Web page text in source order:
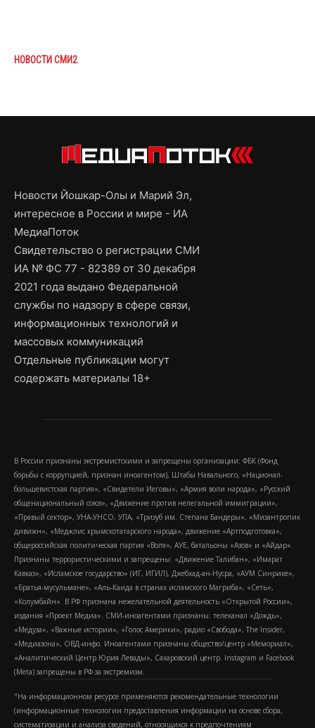
НОВОСТИ СМИ2
Новости Йошкар-Олы и Марий Эл,
интересное в России и мире - ИА
МедиаПоток
Свидетельство о регистрации СМИ
ИА № ФС 77 - 82389 от 30 декабря
2021 года выдано Федеральной
службы по надзору в сфере связи,
информационных технологий и
массовых коммуникаций
Отдельные публикации могут
содержать материалы 18+
В России признаны экстремистскими и запрещены организации: ФБК (Фонд
борьбы с коррупцией, признан иноагентом), Штабы Навального, «Национал-
большевистская партия», «Свидетели Иеговы», «Армия воли народа», «Русский
общенациональный союз», «Движение против нелегальной иммиграции»,
«Правый сектор», УНА-УНСО, УПА, «Тризуб им. Степана Бандеры», «Мизантропик
дивижн», «Меджлис крымскотатарского народа», движение «Артподготовка»,
общероссийская политическая партия «Воля», АУЕ, батальоны «Азов» и «Айдар».
Признаны террористическими и запрещены: «Движение Талибан», «Имарат
Кавказ», «Исламское государство» (ИГ, ИГИЛ), Джебхад-ан-Нусра, «АУМ Синрике»,
«Братья-мусульмане», «Аль-Каида в странах исламского Магриба», «Сеть»,
«Колумбайн». В РФ признана нежелательной деятельность «Открытой России»,
издания «Проект Медиа». СМИ-иноагентами признаны: телеканал «Дождь»,
«Медуза», «Важные истории», «Голос Америки», радио «Свобода», The Insider,
«Медиазона», ОВД-инфо. Иноагентами признаны общество/центр «Мемориал»,
«Аналитический Центр Юрия Левады», Сахаровский центр. Instagram и Facebook
(Metа) запрещены в РФ за экстремизм.
"На информационном ресурсе применяются рекомендательные технологии
(информационные технологии предоставления информации на основе сбора,
систематизации и анализа сведений, относящихся к предпочтениям